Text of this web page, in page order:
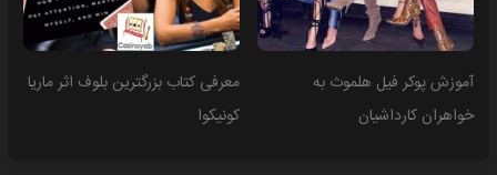
آموزش پوکر فیل هلموث به
خواهران کارداشیان
معرفی کتاب بزرگترین بلوف اثر ماریا
کونیکوا